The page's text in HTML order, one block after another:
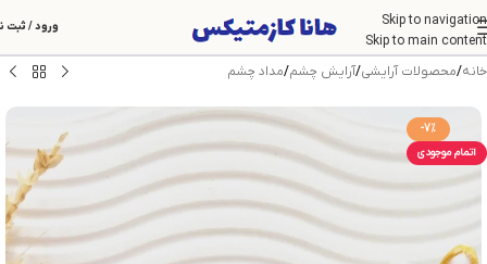
Skip to navigation
Skip to main content
ورود / ثبت
خانه/محصولات آرایشی/آرایش چشم/مداد چشم
-7%
اتمام موجودی